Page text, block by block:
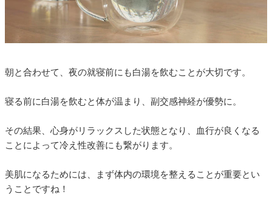
朝と合わせて、夜の就寝前にも白湯を飲むことが大切です。
寝る前に白湯を飲むと体が温まり、副交感神経が優勢に。
その結果、心身がリラックスした状態となり、血行が良くなる
ことによって冷え性改善にも繋がります。
美肌になるためには、まず体内の環境を整えることが重要とい
うことですね！